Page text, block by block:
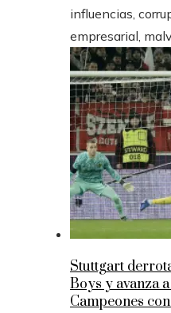
influencias,
empresarial,
Stuttgart
Boys y avanza
Campeones